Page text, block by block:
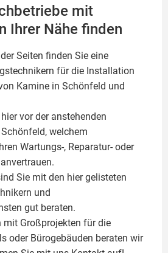
mit
Ihrer Nähe finden
Seiten finden Sie eine
für die Installation
Kamine in Schönfeld und
vor der anstehenden
welchem
Wartungs-, Reparatur- oder
Sie mit den hier gelisteten
und
gut beraten.
mit Großprojekten für die
oder Bürogebäuden beraten wir